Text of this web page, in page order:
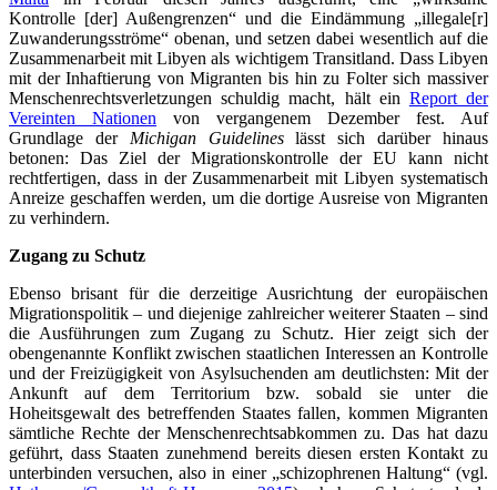
Kontrolle [der] Außengrenzen“ und die Eindämmung „illegale[r]
Zuwanderungsströme“ obenan, und setzen dabei wesentlich auf die
Zusammenarbeit mit Libyen als wichtigem Transitland. Dass Libyen
mit der Inhaftierung von Migranten bis hin zu Folter sich massiver
Menschenrechtsverletzungen schuldig macht, hält ein Report der
Vereinten Nationen von vergangenem Dezember fest. Auf
Grundlage der Michigan Guidelineslässt sich darüber hinaus
betonen: Das Ziel der Migrationskontrolle der EU kann nicht
rechtfertigen, dass in der Zusammenarbeit mit Libyen systematisch
Anreize geschaffen werden, um die dortige Ausreise von Migranten
zu verhindern.
Zugang zu Schutz
Ebenso brisant für die derzeitige Ausrichtung der europäischen
Migrationspolitik – und diejenige zahlreicher weiterer Staaten – sind
die Ausführungen zum Zugang zu Schutz. Hier zeigt sich der
obengenannte Konflikt zwischen staatlichen Interessen an Kontrolle
und der Freizügigkeit von Asylsuchenden am deutlichsten: Mit der
Ankunft auf dem Territorium bzw. sobald sie unter die
Hoheitsgewalt des betreffenden Staates fallen, kommen Migranten
sämtliche Rechte der Menschenrechtsabkommen zu. Das hat dazu
geführt, dass Staaten zunehmend bereits diesen ersten Kontakt zu
unterbinden versuchen, also in einer „schizophrenen Haltung“ (vgl.